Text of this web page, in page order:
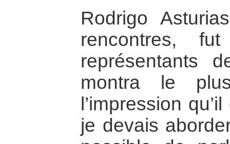
Rodrigo
rencontres,
représentants
montra le
l’impression
je devais